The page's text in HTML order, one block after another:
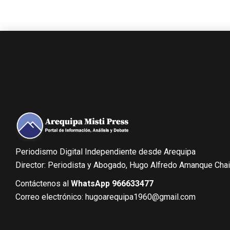
Periodismo Digital Independiente desde Arequipa
Director: Periodista y Abogado, Hugo Alfredo Amanque
Contáctenos al WhatsApp 966633477
Correo electrónico: hugoarequipa1960@gmail.com